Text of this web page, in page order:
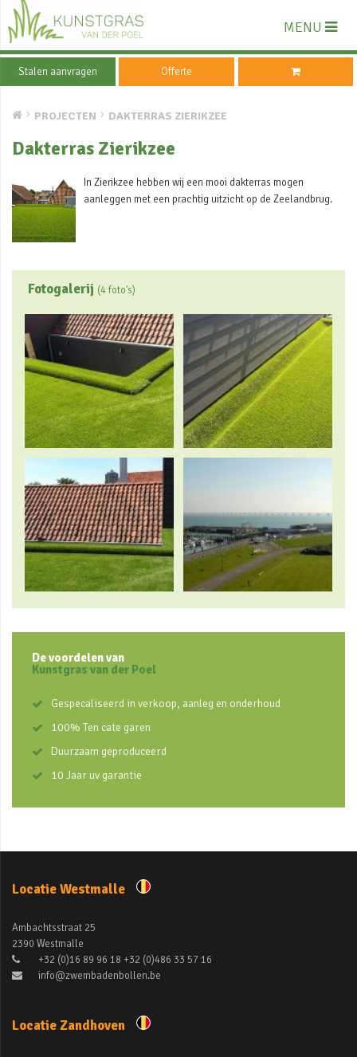
MENU
Stalen aanvragen Offerte
PROJECTEN DAKTERRAS ZIERIKZEE
Dakterras Zierikzee
In Zierikzee hebben wij een mooi dakterras mogen
aanleggen met een prachtig uitzicht op de Zeelandbrug.
Fotogalerij (4 foto's)
De voordelen van
Kunstgras van der Poel
Gespecaliseerd in verkoop, aanleg en onderhoud
100% Ten cate garen
Duurzaam geproduceerd
10 Jaar uv garantie
Locatie Westmalle
Ambachtsstraat 25
2390 Westmalle
+32 (0)16 89 96 18 +32 (0)486 33 57 16
info@zwembadenbollen.be
Locatie Zandhoven